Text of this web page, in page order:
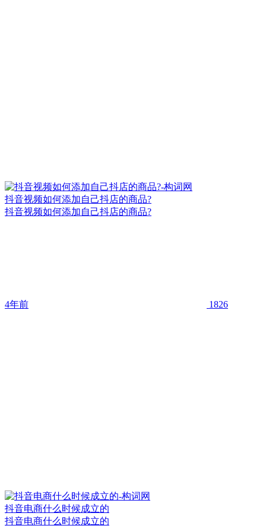
抖音视频如何添加自己抖店的商品?
抖音视频如何添加自己抖店的商品?
4年前 1826
抖音电商什么时候成立的
抖音电商什么时候成立的